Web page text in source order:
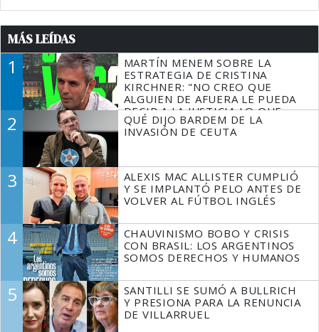
MÁS LEÍDAS
1
MARTÍN MENEM SOBRE LA
ESTRATEGIA DE CRISTINA
KIRCHNER: "NO CREO QUE
ALGUIEN DE AFUERA LE PUEDA
DECIR A LA JUSTICIA LO QUE
TIENE QUE HACER"
2
QUÉ DIJO BARDEM DE LA
INVASIÓN DE CEUTA
3
ALEXIS MAC ALLISTER CUMPLIÓ
Y SE IMPLANTÓ PELO ANTES DE
VOLVER AL FÚTBOL INGLÉS
4
CHAUVINISMO BOBO Y CRISIS
CON BRASIL: LOS ARGENTINOS
SOMOS DERECHOS Y HUMANOS
5
SANTILLI SE SUMÓ A BULLRICH
Y PRESIONA PARA LA RENUNCIA
DE VILLARRUEL